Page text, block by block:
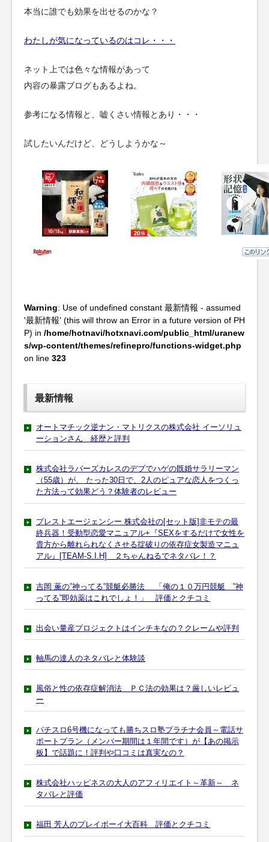
本当に誰でも効果を出せるのかな？
わたしが気になっているのはコレ・・・
ネット上では色々な情報があって
内容の暴露ブログもあるよね。
参考になる情報と、嘘くさい情報とあり・・・
試したいんだけど、どうしようかな～
Warning: Use of undefined constant 最新情報 - assumed
'最新情報' (this will throw an Error in a future version of PH
P) in /home/hotnavi/hotxnavi.com/public_html/uranew
s/wp-content/themes/refinepro/functions-widget.php
on line 323
最新情報
オートマチック逆ナン・マトリクスの株式会社 イーソリュ
ーションさん 経歴と評判
株式会社ラバーズカレスのデブでハゲの既婚サラリーマン
（55歳）が、 たった30日で、2人のピュアな恋人をつくっ
た方法って効果どう？体験者のレビュー
プレストエージェンシー 株式会社の[セット版]非モテの最
終兵器！受動型恋愛マニュアル+『SEXをするだけで女性を
貴方から離れられなくさせる掟破りの依存症女製造マニュ
アル』[TEAM-S.I.H] ２ちゃんねるでネタバレ！？
吉岡 薫の”神ってる”競艇必勝法 「俺の１０万円競艇 ”神
ってる”即効薬はこれでしょ！」 評価とクチコミ
出会い量産プロジェクトはインチキなの？クレームや評判
軸馬の達人のネタバレと体験談
風俗と性の依存症解消法 ＰＣ法の効果は？厳しいレビュ
ー
パチスロ6号機になっても勝ちスロ塾プラチナ会員～電話サ
ポートプラン（メンバー期間は１年間です）が【あの掲示
板】で話題に！評判や口コミは真実なの？
株式会社ハッピネスの大人のアフィリエイト～革新～ ネ
タバレと評価
福田 芳人のプレイボーイ大百科 評価とクチコミ